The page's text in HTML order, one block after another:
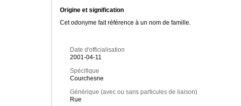
Origine et signification
Cet odonyme fait référence à un nom de famille.
Date d'officialisation
2001-04-11
Spécifique
Courchesne
Générique (avec ou sans particules de liaison)
Rue